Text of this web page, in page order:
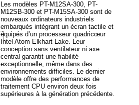
Les modèles PT-M12SA-300, PT-
M12SB-300 et PT-M15SA-300 sont de
nouveaux ordinateurs industriels
embarqués intégrant un écran tactile et
équipés d’un processeur quadricœur
Intel Atom Elkhart Lake. Leur
conception sans ventilateur ni axe
central garantit une fiabilité
exceptionnelle, même dans des
environnements difficiles. Le dernier
modèle offre des performances de
traitement CPU environ deux fois
supérieures à la génération précédente.